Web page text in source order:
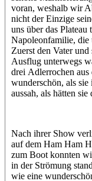
voran, weshalb wir
nicht der Einzige
uns über das
Napoleonfamilie, die
Zuerst den Vater
Ausflug unterwegs
drei Adlerrochen
wunderschön, als
aussah, als hätten
Nach ihrer Show
auf dem Ham Ham
zum Boot konnten
in der Strömung
wie eine